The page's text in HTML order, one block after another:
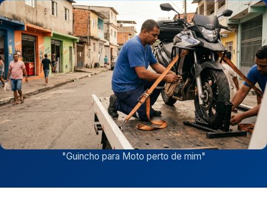
"Guincho para Moto perto de mim"